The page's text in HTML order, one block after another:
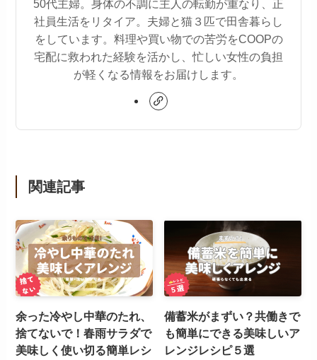
50代主婦。身体の不調に主人の転勤が重なり、正
社員生活をリタイア。夫婦と猫３匹で田舎暮らし
をしています。料理や買い物での苦労をCOOPの
宅配に救われた経験を活かし、忙しい女性の負担
が軽くなる情報をお届けします。
関連記事
余った冷やし中華のたれ、
捨てないで！春雨サラダで
美味しく使い切る簡単レシ
備蓄米がまずい？共働きで
も簡単にできる美味しいア
レンジレシピ５選